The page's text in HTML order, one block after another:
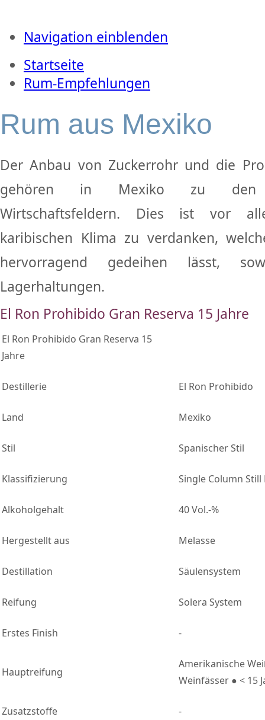
Navigation einblenden
Startseite
Rum-Empfehlungen
Rum aus Mexiko
Der Anbau von Zuckerrohr und die
gehören in Mexiko zu den
Wirtschaftsfeldern. Dies ist vor
karibischen Klima zu verdanken,
hervorragend gedeihen lässt,
Lagerhaltungen.
El Ron Prohibido Gran Reserva 15 Jahre
El Ron Prohibido Gran Reserva 15
Jahre
Destillerie El Ron Prohibido
Land Mexiko
Stil Spanischer Stil
Klassifizierung Single Column Still
Alkoholgehalt 40 Vol.-%
Hergestellt aus Melasse
Destillation Säulensystem
Reifung Solera System
Erstes Finish -
Hauptreifung
Amerikanische
Weinfässer ● < 15
Zusatzstoffe -